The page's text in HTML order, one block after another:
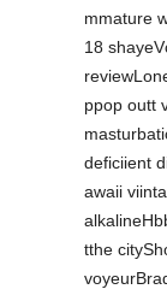
mmature
18
ppop outt
deficiient
awaii
tthe